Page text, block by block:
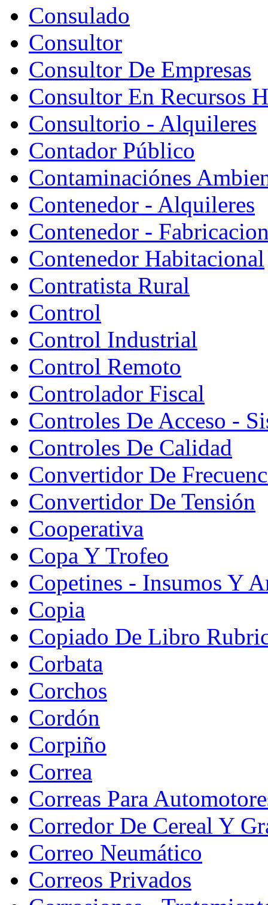
Consulado
Consultor
Consultor De Empresas
Consultor En Recursos
Consultorio - Alquileres
Contador Público
Contaminaciónes
Contenedor - Alquileres
Contenedor -
Contenedor Habitacional
Contratista Rural
Control
Control Industrial
Control Remoto
Controlador Fiscal
Controles De Acceso -
Controles De Calidad
Convertidor De
Convertidor De Tensión
Cooperativa
Copa Y Trofeo
Copetines - Insumos Y
Copia
Copiado De Libro
Corbata
Corchos
Cordón
Corpiño
Correa
Correas Para
Corredor De Cereal Y
Correo Neumático
Correos Privados